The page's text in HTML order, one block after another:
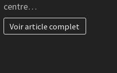
centre…
Voir article complet